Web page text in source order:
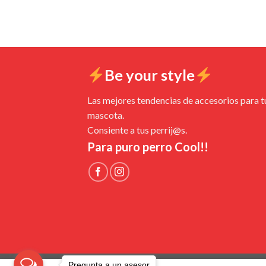
Be your style
Las mejores tendencias de accesorios para
mascota.
Consiente a tus perrij@s.
Para puro perro Cool!!